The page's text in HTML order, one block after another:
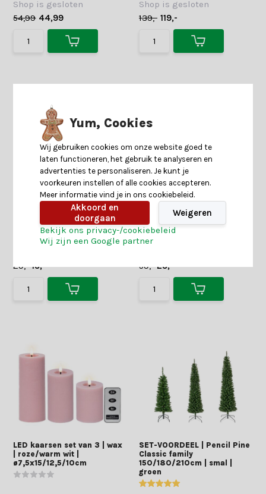
Shop is gesloten
54,99 44,99
Shop is gesloten
139,- 119,-
IJspegelverlichting | 360
LED lampjes | warm wit | 12
31 reviews
29,- 19,-
Peperkoek kerstpaar |
59,- 29,-
LED kaarsen set van 3 | wax
| roze/warm wit |
ø7,5x15/12,5/10cm
SET-VOORDEEL | Pencil Pine
Classic family
150/180/210cm | smal |
groen
Yum, Cookies
Wij gebruiken cookies om onze website goed te
laten functioneren, het gebruik te analyseren en
advertenties te personaliseren. Je kunt je
voorkeuren instellen of alle cookies accepteren.
Meer informatie vind je in ons cookiebeleid.
Akkoord en
doorgaan
Weigeren
Bekijk ons privacy-/cookiebeleid
Wij zijn een Google partner